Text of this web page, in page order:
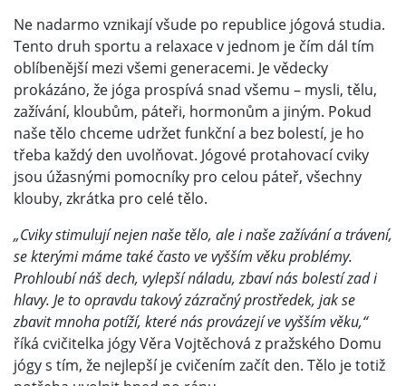
Ne nadarmo vznikají všude po republice jógová studia.
Tento druh sportu a relaxace v jednom je čím dál tím
oblíbenější mezi všemi generacemi. Je vědecky
prokázáno, že jóga prospívá snad všemu – mysli, tělu,
zažívání, kloubům, páteři, hormonům a jiným. Pokud
naše tělo chceme udržet funkční a bez bolestí, je ho
třeba každý den uvolňovat. Jógové protahovací cviky
jsou úžasnými pomocníky pro celou páteř, všechny
klouby, zkrátka pro celé tělo.
„Cviky stimulují nejen naše tělo, ale i naše zažívání a trávení,
se kterými máme také často ve vyšším věku problémy.
Prohloubí náš dech, vylepší náladu, zbaví nás bolestí zad i
hlavy. Je to opravdu takový zázračný prostředek, jak se
zbavit mnoha potíží, které nás provázejí ve vyšším věku,“
říká cvičitelka jógy Věra Vojtěchová z pražského Domu
jógy s tím, že nejlepší je cvičením začít den. Tělo je totiž